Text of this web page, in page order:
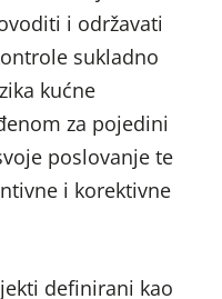
i održavati
sukladno
kućne
za pojedini
poslovanje te
i korektivne
definirani kao